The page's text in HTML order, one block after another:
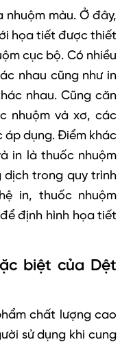
nhuộm màu. Ở đây,
họa tiết được thiết
cục bộ. Có nhiều
nhau cũng như in
nhau. Cũng căn
nhuộm và xơ, các
áp dụng. Điểm khác
in là thuốc nhuộm
dịch trong quy trình
in, thuốc nhuộm
định hình họa tiết
biệt của Dệt
chất lượng cao
sử dụng khi cung